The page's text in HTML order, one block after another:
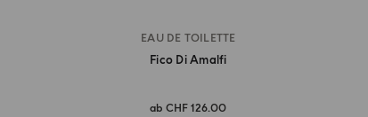
EAU DE TOILETTE
Fico Di Amalfi
ab CHF 126.00